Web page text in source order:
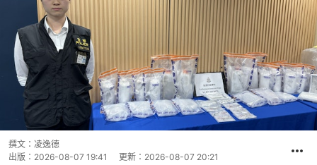
撰文： 凌逸德
出版： 2026-08-07 19:41 更新： 2026-08-07 20:21